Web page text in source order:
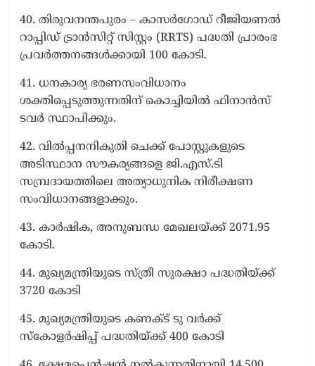
40. തിരുവനന്തപുരം – കാസര്‍ഗോഡ് റീജിയണല്‍
റാപ്പിഡ് ട്രാന്‍സിറ്റ് സിസ്റ്റം (RRTS) പദ്ധതി പ്രാരംഭ
പ്രവര്‍ത്തനങ്ങള്‍ക്കായി 100 കോടി.
41. ധനകാര്യ ഭരണസംവിധാനം
ശക്തിപ്പെടുത്തുന്നതിന് കൊച്ചിയില്‍ ഫിനാന്‍സ്
ടവര്‍ സ്ഥാപിക്കും.
42. വില്‍പ്പനനികുതി ചെക്ക് പോസ്റ്റുകളുടെ
അടിസ്ഥാന സൗകര്യങ്ങളെ ജി.എസ്.ടി
സമ്പ്രദായത്തിലെ അത്യാധുനിക നിരീക്ഷണ
സംവിധാനങ്ങളാക്കും.
43. കാര്‍ഷിക, അനുബന്ധ മേഖലയ്ക്ക് 2071.95
കോടി.
44. മുഖ്യമന്ത്രിയുടെ സ്ത്രീ സുരക്ഷാ പദ്ധതിയ്ക്ക്
3720 കോടി
45. മുഖ്യമന്ത്രിയുടെ കണക്ട് ടു വര്‍ക്ക്
സ്കോളര്‍ഷിപ്പ് പദ്ധതിയ്ക്ക് 400 കോടി